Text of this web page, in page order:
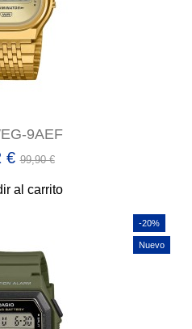
9AEF
€99,90 €
al carrito
-20%
Nuevo